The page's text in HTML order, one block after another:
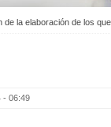
la elaboración de los
- 06:49